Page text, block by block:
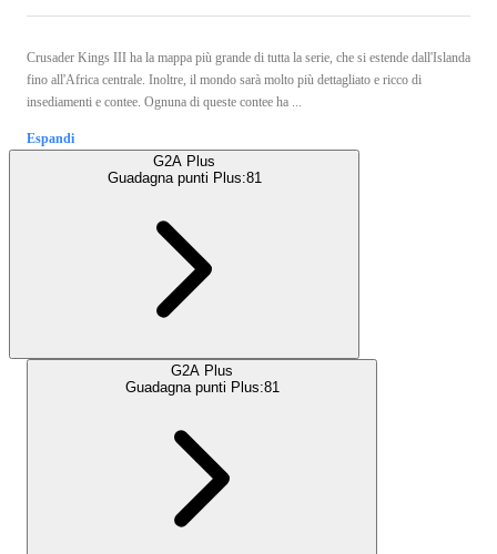
Crusader Kings III ha la mappa più grande di tutta la serie, che si estende dall'Islanda
fino all'Africa centrale. Inoltre, il mondo sarà molto più dettagliato e ricco di
insediamenti e contee. Ognuna di queste contee ha ...
Espandi
G2A Plus
Guadagna punti Plus:81
G2A Plus
Guadagna punti Plus:81